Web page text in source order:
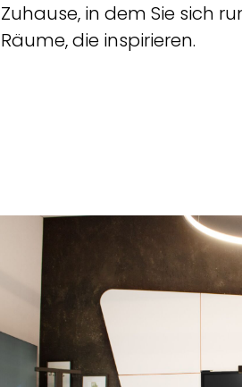
Zuhause, in dem Sie sich
Räume, die inspirieren.